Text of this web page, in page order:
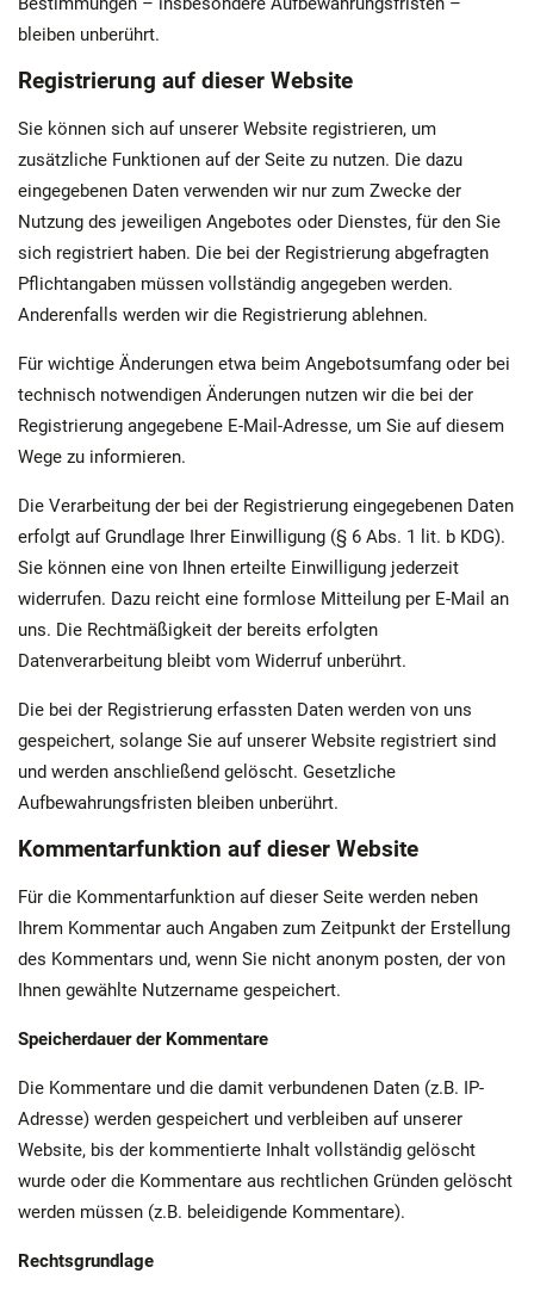
bleiben unberührt.
Registrierung auf dieser Website
Sie können sich auf unserer Website registrieren, um
zusätzliche Funktionen auf der Seite zu nutzen. Die dazu
eingegebenen Daten verwenden wir nur zum Zwecke der
Nutzung des jeweiligen Angebotes oder Dienstes, für den Sie
sich registriert haben. Die bei der Registrierung abgefragten
Pflichtangaben müssen vollständig angegeben werden.
Anderenfalls werden wir die Registrierung ablehnen.
Für wichtige Änderungen etwa beim Angebotsumfang oder bei
technisch notwendigen Änderungen nutzen wir die bei der
Registrierung angegebene E-Mail-Adresse, um Sie auf diesem
Wege zu informieren.
Die Verarbeitung der bei der Registrierung eingegebenen Daten
erfolgt auf Grundlage Ihrer Einwilligung (§ 6 Abs. 1 lit. b KDG).
Sie können eine von Ihnen erteilte Einwilligung jederzeit
widerrufen. Dazu reicht eine formlose Mitteilung per E-Mail an
uns. Die Rechtmäßigkeit der bereits erfolgten
Datenverarbeitung bleibt vom Widerruf unberührt.
Die bei der Registrierung erfassten Daten werden von uns
gespeichert, solange Sie auf unserer Website registriert sind
und werden anschließend gelöscht. Gesetzliche
Aufbewahrungsfristen bleiben unberührt.
Kommentarfunktion auf dieser Website
Für die Kommentarfunktion auf dieser Seite werden neben
Ihrem Kommentar auch Angaben zum Zeitpunkt der Erstellung
des Kommentars und, wenn Sie nicht anonym posten, der von
Ihnen gewählte Nutzername gespeichert.
Speicherdauer der Kommentare
Die Kommentare und die damit verbundenen Daten (z.B. IP-
Adresse) werden gespeichert und verbleiben auf unserer
Website, bis der kommentierte Inhalt vollständig gelöscht
wurde oder die Kommentare aus rechtlichen Gründen gelöscht
werden müssen (z.B. beleidigende Kommentare).
Rechtsgrundlage